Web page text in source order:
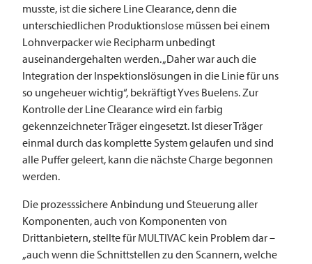
musste, ist die sichere Line Clearance, denn die
unterschiedlichen Produktionslose müssen bei einem
Lohnverpacker wie Recipharm unbedingt
auseinandergehalten werden. „Daher war auch die
Integration der Inspektionslösungen in die Linie für uns
so ungeheuer wichtig“, bekräftigt Yves Buelens. Zur
Kontrolle der Line Clearance wird ein farbig
gekennzeichneter Träger eingesetzt. Ist dieser Träger
einmal durch das komplette System gelaufen und sind
alle Puffer geleert, kann die nächste Charge begonnen
werden.
Die prozesssichere Anbindung und Steuerung aller
Komponenten, auch von Komponenten von
Drittanbietern, stellte für MULTIVAC kein Problem dar –
„auch wenn die Schnittstellen zu den Scannern, welche